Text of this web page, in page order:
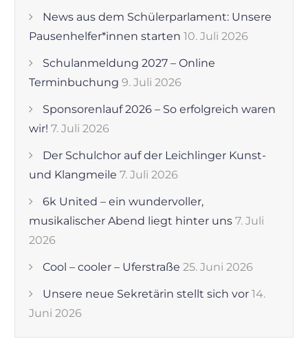
News aus dem Schülerparlament: Unsere
Pausenhelfer*innen starten 10. Juli 2026
Schulanmeldung 2027 – Online
Terminbuchung 9. Juli 2026
Sponsorenlauf 2026 – So erfolgreich waren
wir! 7. Juli 2026
Der Schulchor auf der Leichlinger Kunst-
und Klangmeile 7. Juli 2026
6k United – ein wundervoller,
musikalischer Abend liegt hinter uns 7. Juli
2026
Cool – cooler – Uferstraße 25. Juni 2026
Unsere neue Sekretärin stellt sich vor 14.
Juni 2026